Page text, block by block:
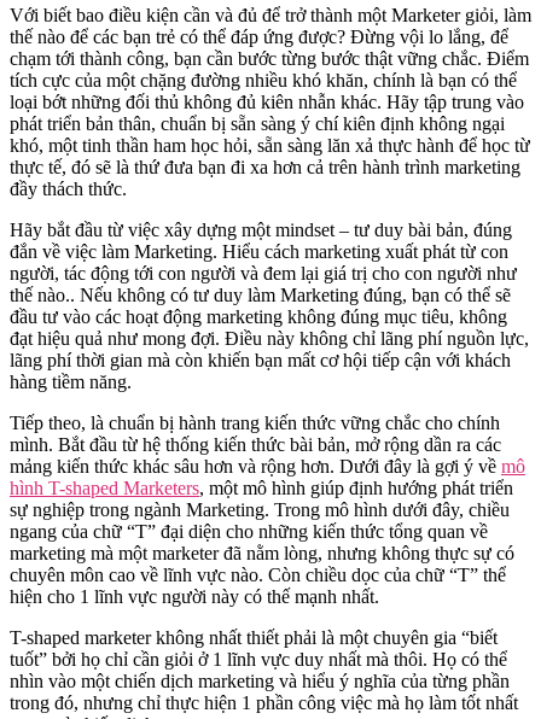
Với biết bao điều kiện cần và đủ để trở thành một Marketer giỏi, làm
thế nào để các bạn trẻ có thể đáp ứng được? Đừng vội lo lắng, để
chạm tới thành công, bạn cần bước từng bước thật vững chắc. Điểm
tích cực của một chặng đường nhiều khó khăn, chính là bạn có thể
loại bớt những đối thủ không đủ kiên nhẫn khác. Hãy tập trung vào
phát triển bản thân, chuẩn bị sẵn sàng ý chí kiên định không ngại
khó, một tinh thần ham học hỏi, sẵn sàng lăn xả thực hành để học từ
thực tế, đó sẽ là thứ đưa bạn đi xa hơn cả trên hành trình marketing
đầy thách thức.
Hãy bắt đầu từ việc xây dựng một mindset – tư duy bài bản, đúng
đắn về việc làm Marketing. Hiểu cách marketing xuất phát từ con
người, tác động tới con người và đem lại giá trị cho con người như
thế nào.. Nếu không có tư duy làm Marketing đúng, bạn có thể sẽ
đầu tư vào các hoạt động marketing không đúng mục tiêu, không
đạt hiệu quả như mong đợi. Điều này không chỉ lãng phí nguồn lực,
lãng phí thời gian mà còn khiến bạn mất cơ hội tiếp cận với khách
hàng tiềm năng.
Tiếp theo, là chuẩn bị hành trang kiến thức vững chắc cho chính
mình. Bắt đầu từ hệ thống kiến thức bài bản, mở rộng dần ra các
mảng kiến thức khác sâu hơn và rộng hơn. Dưới đây là gợi ý về mô
hình T-shaped Marketers, một mô hình giúp định hướng phát triển
sự nghiệp trong ngành Marketing. Trong mô hình dưới đây, chiều
ngang của chữ “T” đại diện cho những kiến thức tổng quan về
marketing mà một marketer đã nằm lòng, nhưng không thực sự có
chuyên môn cao về lĩnh vực nào. Còn chiều dọc của chữ “T” thể
hiện cho 1 lĩnh vực người này có thế mạnh nhất.
T-shaped marketer không nhất thiết phải là một chuyên gia “biết
tuốt” bởi họ chỉ cần giỏi ở 1 lĩnh vực duy nhất mà thôi. Họ có thể
nhìn vào một chiến dịch marketing và hiểu ý nghĩa của từng phần
trong đó, nhưng chỉ thực hiện 1 phần công việc mà họ làm tốt nhất